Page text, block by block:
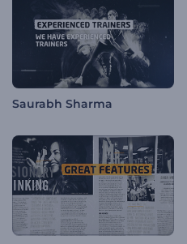
Saurabh Sharma